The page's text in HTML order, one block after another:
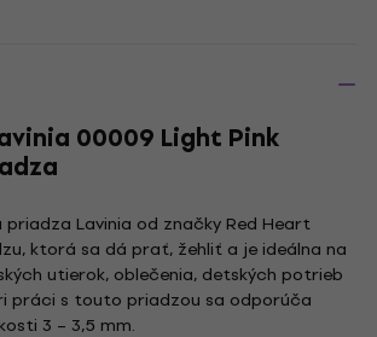
00009 Light Pink
Lavinia od značky Red Heart
ktorá sa dá prať, žehliť a je ideálna na
utierok, oblečenia, detských potrieb
práci s touto priadzou sa odporúča
3 – 3,5 mm.